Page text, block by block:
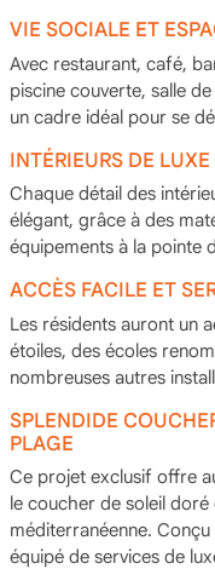
VIE SOCIALE ET
Avec restaurant, café,
piscine couverte, salle
un cadre idéal pour se
INTÉRIEURS DE LUXE
Chaque détail des
élégant, grâce à des
équipements à la pointe
ACCÈS FACILE ET
Les résidents auront un
étoiles, des écoles
nombreuses autres
SPLENDIDE
PLAGE
Ce projet exclusif offre
le coucher de soleil doré
méditerranéenne.
équipé de services de